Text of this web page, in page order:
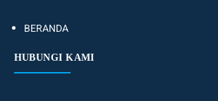
BERANDA
HUBUNGI KAMI